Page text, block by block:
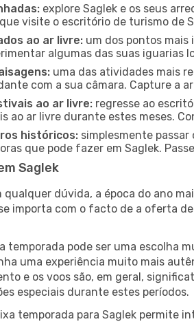
explore Saglek e os seus
visite o escritório de turismo de
ao ar livre: um dos pontos
algumas das suas iguarias
uma das atividades mais
com a sua câmara. Capture a
ao ar livre: regresse ao
ao ar livre durante estes meses.
históricos: simplesmente passar
que pode fazer em Saglek.
Saglek
qualquer dúvida, a época do ano
importa com o facto de a oferta
temporada pode ser uma escolha
uma experiência muito mais
e os voos são, em geral,
especiais durante estes períodos.
temporada para Saglek permite